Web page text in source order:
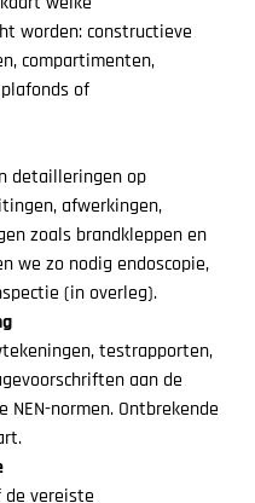
worden: constructieve
compartimenten,
of
detailleringen op
afwerkingen,
zoals brandkleppen en
we zo nodig endoscopie,
(in overleg).
testrapporten,
aan de
normen. Ontbrekende
de vereiste